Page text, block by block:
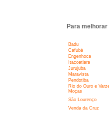
Para
Badu
Cafubá
Engenhoca
Itacoatiara
Jurujuba
Maravista
Pendotiba
Rio do Ouro e
Moças
São Lourenço
Venda da Cruz